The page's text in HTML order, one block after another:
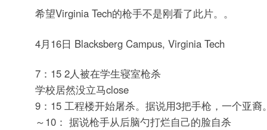
希望Virginia Tech的枪手不是刚看了此片。。
4月16日 Blacksberg Campus, Virginia Tech
7：15 2人被在学生寝室枪杀
学校居然没立马close
9：15 工程楼开始屠杀。据说用3把手枪，一个亚裔
～10： 据说枪手从后脑勺打烂自己的脸自杀